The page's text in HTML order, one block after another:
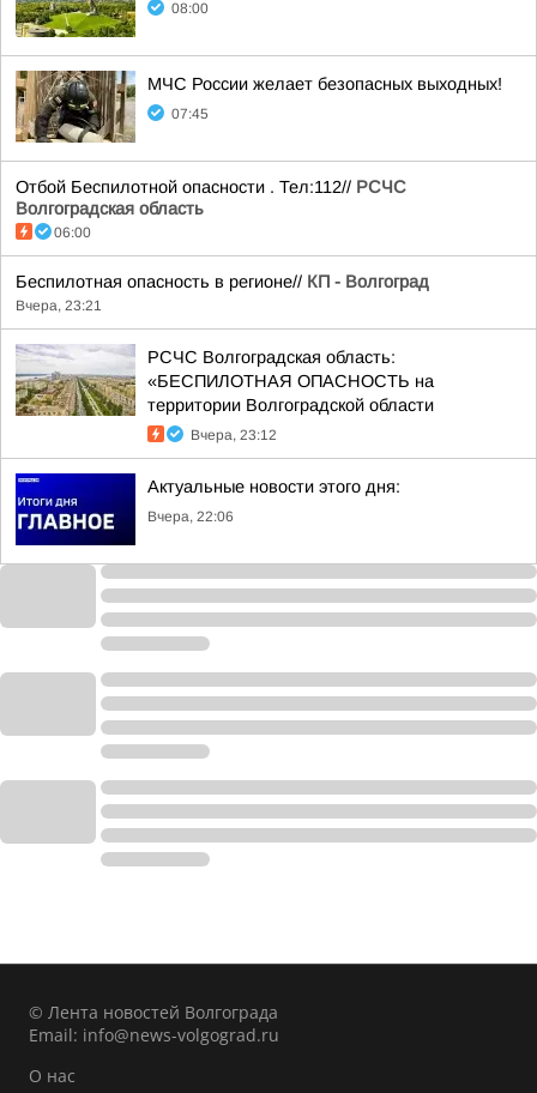
08:00
МЧС России желает безопасных выходных!
07:45
Отбой Беспилотной опасности . Тел:112// РСЧС
Волгоградская область
06:00
Беспилотная опасность в регионе// КП - Волгоград
Вчера, 23:21
РСЧС Волгоградская область:
«БЕСПИЛОТНАЯ ОПАСНОСТЬ на
территории Волгоградской области
Вчера, 23:12
Актуальные новости этого дня:
Вчера, 22:06
© Лента новостей Волгограда
Email: info@news-volgograd.ru
О нас